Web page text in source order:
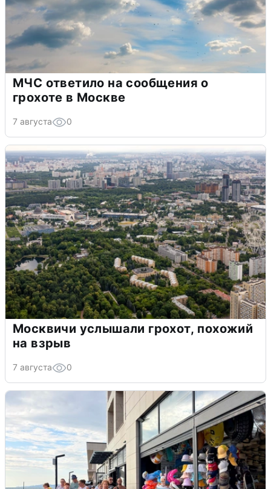
МЧС ответило на сообщения о
грохоте в Москве
7 августа 0
Москвичи услышали грохот, похожий
на взрыв
7 августа 0